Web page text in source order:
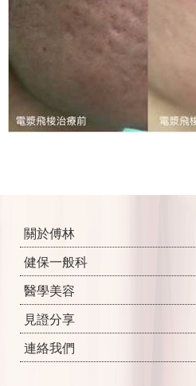
關於傅林
健保一般科
醫學美容
見證分享
連絡我們